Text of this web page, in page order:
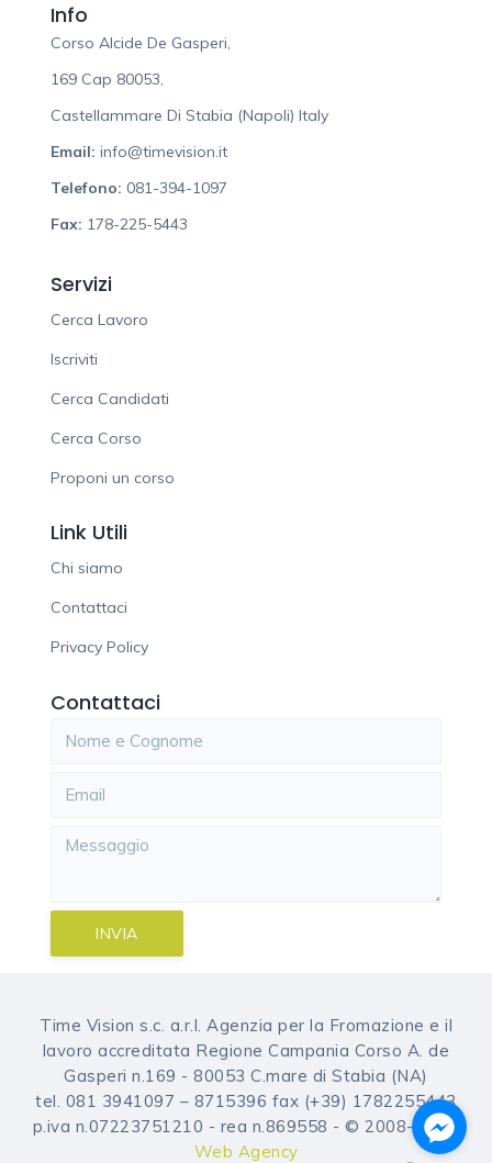
Info
Corso Alcide De Gasperi,
169 Cap 80053,
Castellammare Di Stabia (Napoli) Italy
Email: info@timevision.it
Telefono: 081-394-1097
Fax: 178-225-5443
Servizi
Cerca Lavoro
Iscriviti
Cerca Candidati
Cerca Corso
Proponi un corso
Link Utili
Chi siamo
Contattaci
Privacy Policy
Contattaci
INVIA
Time Vision s.c. a.r.l. Agenzia per la Fromazione e il
lavoro accreditata Regione Campania Corso A. de
Gasperi n.169 - 80053 C.mare di Stabia (NA)
tel. 081 3941097 – 8715396 fax (+39) 1782255443
p.iva n.07223751210 - rea n.869558 - © 2008-2026,
Web Agency